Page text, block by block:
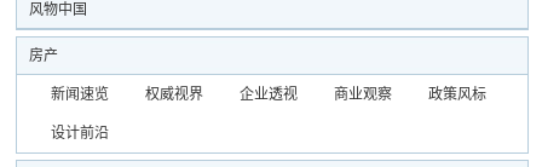
风物中国
房产
新闻速览 权威视界 企业透视 商业观察 政策风标
设计前沿